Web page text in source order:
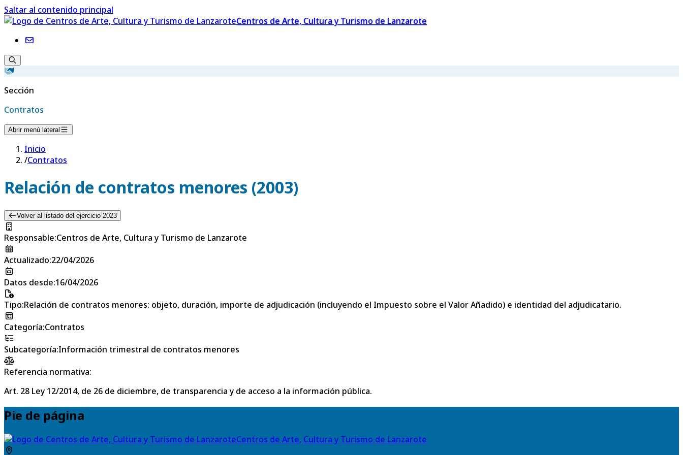
Saltar al contenido principal
Centros de Arte, Cultura y Turismo de Lanzarote
Sección
Contratos
Abrir menú lateral
Inicio
/Contratos
Relación de contratos menores (2003)
Volver al listado del ejercicio 2023
Responsable:Centros de Arte, Cultura y Turismo de Lanzarote
Actualizado:22/04/2026
Datos desde:16/04/2026
Tipo:Relación de contratos menores: objeto, duración, importe de adjudicación (incluyendo el Impuesto sobre el Valor Añadido) e identidad del adjudicatario.
Categoría:Contratos
Subcategoría:Información trimestral de contratos menores
Referencia normativa:
Art. 28 Ley 12/2014, de 26 de diciembre, de transparencia y de acceso a la información pública.
Pie de página
Centros de Arte, Cultura y Turismo de Lanzarote